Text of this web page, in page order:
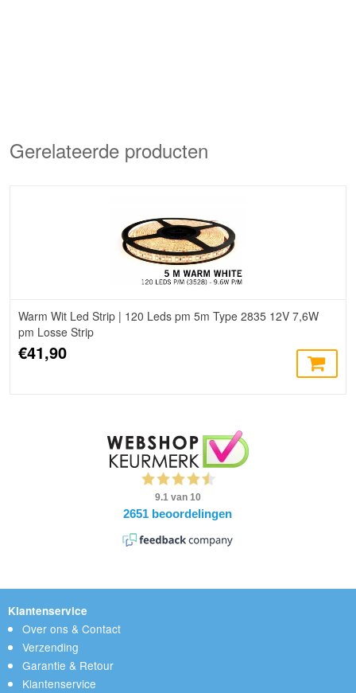
Gerelateerde producten
Warm Wit Led Strip | 120 Leds pm 5m Type 2835 12V 7,6W
pm Losse Strip
€41,90
Klantenservice
Over ons & Contact
Verzending
Garantie & Retour
Klantenservice